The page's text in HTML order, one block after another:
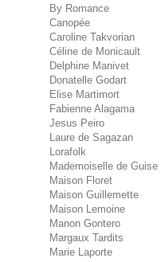
By Romance
Canopée
Caroline Takvorian
Céline de Monicault
Delphine Manivet
Donatelle Godart
Elise Martimort
Fabienne Alagama
Jesus Peiro
Laure de Sagazan
Lorafolk
Mademoiselle de Guise
Maison Floret
Maison Guillemette
Maison Lemoine
Manon Gontero
Margaux Tardits
Marie Laporte